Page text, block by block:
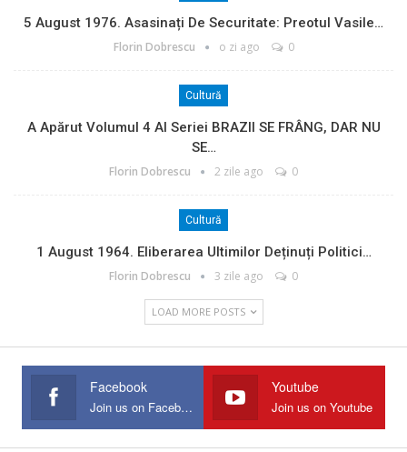
5 August 1976. Asasinați De Securitate: Preotul Vasile…
Florin Dobrescu o zi ago 0
Cultură
A Apărut Volumul 4 Al Seriei BRAZII SE FRÂNG, DAR NU
SE…
Florin Dobrescu 2 zile ago 0
Cultură
1 August 1964. Eliberarea Ultimilor Deținuți Politici…
Florin Dobrescu 3 zile ago 0
LOAD MORE POSTS
Facebook
Join us on Facebook
Youtube
Join us on Youtube